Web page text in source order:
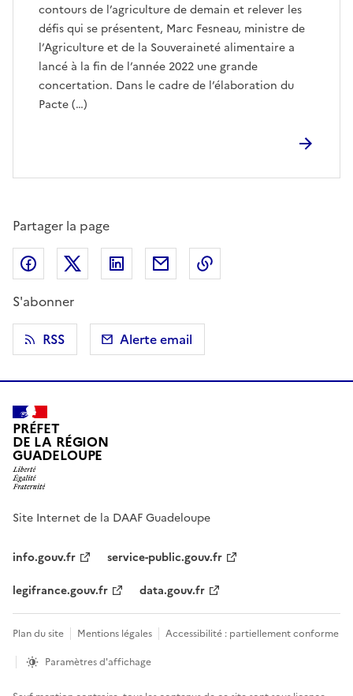
contours de l’agriculture de demain et relever les
défis qui se présentent, Marc Fesneau, ministre de
l’Agriculture et de la Souveraineté alimentaire a
lancé à la fin de l’année 2022 une grande
concertation. Dans le cadre de l’élaboration du
Pacte (…)
Partager la page
Partager sur Facebook
Partager sur X (anciennement Twitter)
Partager sur LinkedIn
Partager par email
S'abonner
RSS
Alerte email
PRÉFET
DE LA RÉGION
GUADELOUPE
Site Internet de la DAAF Guadeloupe
info.gouv.fr
service-public.gouv.fr
legifrance.gouv.fr
data.gouv.fr
Plan du site Mentions légales
Accessibilité : partiellement conforme
Paramètres d'affichage